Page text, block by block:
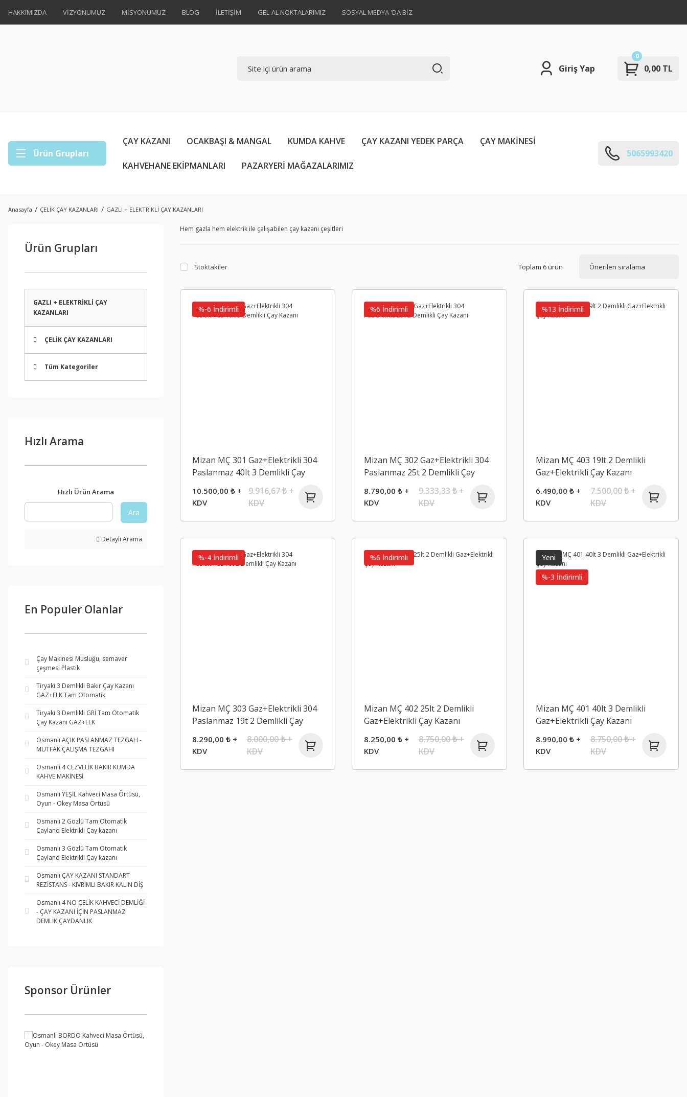
HAKKIMIZDA VİZYONUMUZ MİSYONUMUZ BLOG İLETİŞİM GEL-AL NOKTALARIMIZ SOSYAL MEDYA 'DA BİZ
Giriş Yap 0,00 TL
0
Ürün Grupları
ÇAY KAZANI OCAKBAŞI & MANGAL KUMDA KAHVE ÇAY KAZANI YEDEK PARÇA ÇAY MAKİNESİ
KAHVEHANE EKİPMANLARI PAZARYERİ MAĞAZALARIMIZ
5065993420
Anasayfa ÇELİK ÇAY KAZANLARI GAZLI + ELEKTRİKLİ ÇAY KAZANLARI
Ürün Grupları
GAZLI + ELEKTRİKLİ ÇAY
KAZANLARI
ÇELİK ÇAY KAZANLARI
Tüm Kategoriler
Hızlı Arama
Hızlı Ürün Arama
Ara
Detaylı Arama
En Populer Olanlar
Çay Makinesi Musluğu, semaver
çeşmesi Plastik
Tiryaki 3 Demlikli Bakır Çay Kazanı
GAZ+ELK Tam Otomatik
Tiryaki 3 Demlikli GRİ Tam Otomatik
Çay Kazanı GAZ+ELK
Osmanlı AÇIK PASLANMAZ TEZGAH -
MUTFAK ÇALIŞMA TEZGAHI
Osmanlı 4 CEZVELİK BAKIR KUMDA
KAHVE MAKİNESİ
Osmanlı YEŞİL Kahveci Masa Örtüsü,
Oyun - Okey Masa Örtüsü
Osmanlı 2 Gözlü Tam Otomatik
Çayland Elektrikli Çay kazanı
Osmanlı 3 Gözlü Tam Otomatik
Çayland Elektrikli Çay kazanı
Osmanlı ÇAY KAZANI STANDART
REZİSTANS - KIVRIMLI BAKIR KALIN DİŞ
Osmanlı 4 NO ÇELİK KAHVECİ DEMLİĞİ
- ÇAY KAZANI İÇİN PASLANMAZ
DEMLİK ÇAYDANLIK
Sponsor Ürünler
Hem gazla hem elektrik ile çalışabilen çay kazanı çeşitleri
Stoktakiler Toplam 6 ürün
%-6 İndirimli
Mizan MÇ 301 Gaz+Elektrikli 304
Paslanmaz 40lt 3 Demlikli Çay
10.500,00 ₺ +
KDV
9.916,67 ₺ +
KDV
%6 İndirimli
Mizan MÇ 302 Gaz+Elektrikli 304
Paslanmaz 25t 2 Demlikli Çay
8.790,00 ₺ +
KDV
9.333,33 ₺ +
KDV
%13 İndirimli
Mizan MÇ 403 19lt 2 Demlikli
Gaz+Elektrikli Çay Kazanı
6.490,00 ₺ +
KDV
7.500,00 ₺ +
KDV
%-4 İndirimli
Mizan MÇ 303 Gaz+Elektrikli 304
Paslanmaz 19t 2 Demlikli Çay
8.290,00 ₺ +
KDV
8.000,00 ₺ +
KDV
%6 İndirimli
Mizan MÇ 402 25lt 2 Demlikli
Gaz+Elektrikli Çay Kazanı
8.250,00 ₺ +
KDV
8.750,00 ₺ +
KDV
Yeni
%-3 İndirimli
Mizan MÇ 401 40lt 3 Demlikli
Gaz+Elektrikli Çay Kazanı
8.990,00 ₺ +
KDV
8.750,00 ₺ +
KDV